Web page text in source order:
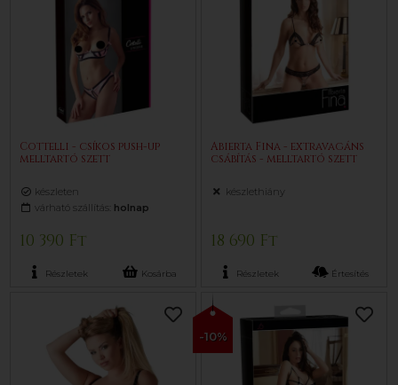
Cottelli - csíkos push-up
melltartó szett
készleten
várható szállítás: holnap
10 390 Ft
Részletek Kosárba
Abierta Fina - extravagáns
csábítás - melltartó szett
készlethiány
18 690 Ft
Részletek Értesítés
-10%